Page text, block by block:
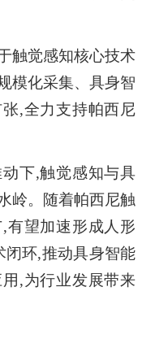
觉感知核心技术
模化采集、具身智
,全力支持帕西尼
下,触觉感知与具
岭。随着帕西尼触
有望加速形成人形
闭环,推动具身智能
,为行业发展带来